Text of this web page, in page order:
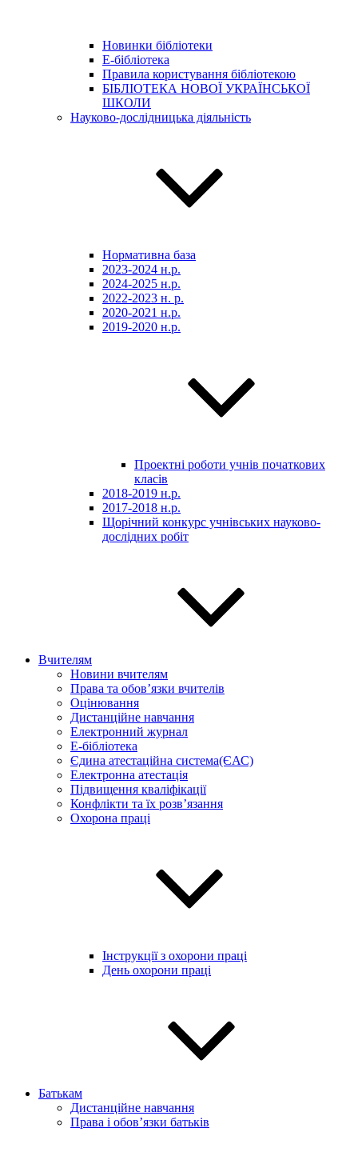
Новинки бібліотеки
E-бібліотека
Правила користування бібліотекою
БІБЛІОТЕКА НОВОЇ УКРАЇНСЬКОЇ
ШКОЛИ
Науково-дослідницька діяльність
Нормативна база
2023-2024 н.р.
2024-2025 н.р.
2022-2023 н. р.
2020-2021 н.р.
2019-2020 н.р.
Проектні роботи учнів початкових
класів
2018-2019 н.р.
2017-2018 н.р.
Щорічний конкурс учнівських науково-
дослідних робіт
Вчителям
Новини вчителям
Права та обов’язки вчителів
Оцінювання
Дистанційне навчання
Електронний журнал
E-бібліотека
Єдина атестаційна система(ЄАС)
Електронна атестація
Підвищення кваліфікації
Конфлікти та їх розв’язання
Охорона праці
Інструкції з охорони праці
День охорони праці
Батькам
Дистанційне навчання
Права і обов’язки батьків